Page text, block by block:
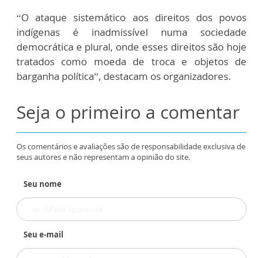
“O ataque sistemático aos direitos dos povos
indígenas é inadmissível numa sociedade
democrática e plural, onde esses direitos são hoje
tratados como moeda de troca e objetos de
barganha política”, destacam os organizadores.
Seja o primeiro a comentar
Os comentários e avaliações são de responsabilidade exclusiva de
seus autores e não representam a opinião do site.
Seu nome
Seu e-mail